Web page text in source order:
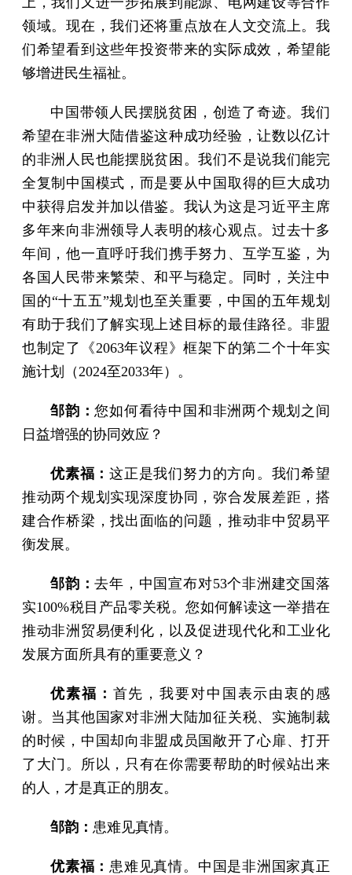
领域。现在，我们还将重点放在人文交流上。我
们希望看到这些年投资带来的实际成效，希望能
够增进民生福祉。
中国带领人民摆脱贫困，创造了奇迹。我们
希望在非洲大陆借鉴这种成功经验，让数以亿计
的非洲人民也能摆脱贫困。我们不是说我们能完
全复制中国模式，而是要从中国取得的巨大成功
中获得启发并加以借鉴。我认为这是习近平主席
多年来向非洲领导人表明的核心观点。过去十多
年间，他一直呼吁我们携手努力、互学互鉴，为
各国人民带来繁荣、和平与稳定。同时，关注中
国的“十五五”规划也至关重要，中国的五年规划
有助于我们了解实现上述目标的最佳路径。非盟
也制定了《2063年议程》框架下的第二个十年实
施计划（2024至2033年）。
邹韵：您如何看待中国和非洲两个规划之间
日益增强的协同效应？
优素福：这正是我们努力的方向。我们希望
推动两个规划实现深度协同，弥合发展差距，搭
建合作桥梁，找出面临的问题，推动非中贸易平
衡发展。
邹韵：去年，中国宣布对53个非洲建交国落
实100%税目产品零关税。您如何解读这一举措在
推动非洲贸易便利化，以及促进现代化和工业化
发展方面所具有的重要意义？
优素福： 首先，我要对中国表示由衷的感
谢。当其他国家对非洲大陆加征关税、实施制裁
的时候，中国却向非盟成员国敞开了心扉、打开
了大门。所以，只有在你需要帮助的时候站出来
的人，才是真正的朋友。
邹韵： 患难见真情。
优素福： 患难见真情。中国是非洲国家真正